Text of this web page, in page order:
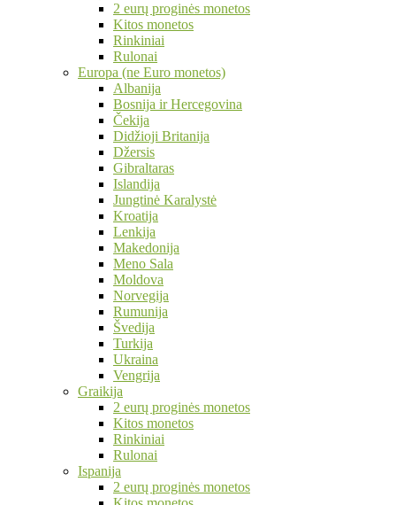
2 eurų proginės monetos
Kitos monetos
Rinkiniai
Rulonai
Europa (ne Euro monetos)
Albanija
Bosnija ir Hercegovina
Čekija
Didžioji Britanija
Džersis
Gibraltaras
Islandija
Jungtinė Karalystė
Kroatija
Lenkija
Makedonija
Meno Sala
Moldova
Norvegija
Rumunija
Švedija
Turkija
Ukraina
Vengrija
Graikija
2 eurų proginės monetos
Kitos monetos
Rinkiniai
Rulonai
Ispanija
2 eurų proginės monetos